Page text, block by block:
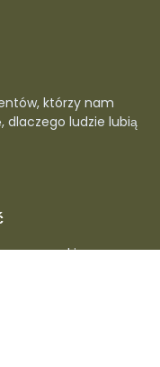
którzy nam
dlaczego ludzie lubią
marki -